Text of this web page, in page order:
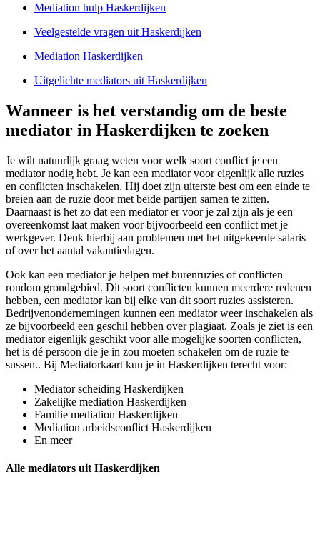
Mediation hulp Haskerdijken
Veelgestelde vragen uit Haskerdijken
Mediation Haskerdijken
Uitgelichte mediators uit Haskerdijken
Wanneer is het verstandig om de beste
mediator in Haskerdijken te zoeken
Je wilt natuurlijk graag weten voor welk soort conflict je een
mediator nodig hebt. Je kan een mediator voor eigenlijk alle ruzies
en conflicten inschakelen. Hij doet zijn uiterste best om een einde te
breien aan de ruzie door met beide partijen samen te zitten.
Daarnaast is het zo dat een mediator er voor je zal zijn als je een
overeenkomst laat maken voor bijvoorbeeld een conflict met je
werkgever. Denk hierbij aan problemen met het uitgekeerde salaris
of over het aantal vakantiedagen.
Ook kan een mediator je helpen met burenruzies of conflicten
rondom grondgebied. Dit soort conflicten kunnen meerdere redenen
hebben, een mediator kan bij elke van dit soort ruzies assisteren.
Bedrijvenondernemingen kunnen een mediator weer inschakelen als
ze bijvoorbeeld een geschil hebben over plagiaat. Zoals je ziet is een
mediator eigenlijk geschikt voor alle mogelijke soorten conflicten,
het is dé persoon die je in zou moeten schakelen om de ruzie te
sussen.. Bij Mediatorkaart kun je in Haskerdijken terecht voor:
Mediator scheiding Haskerdijken
Zakelijke mediation Haskerdijken
Familie mediation Haskerdijken
Mediation arbeidsconflict Haskerdijken
En meer
Alle mediators uit Haskerdijken